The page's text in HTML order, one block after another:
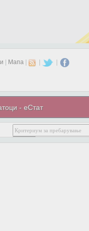
Мапа| | |
- еСтат